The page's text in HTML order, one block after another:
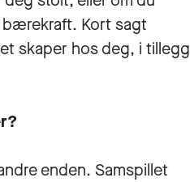
bærekraft. Kort sagt
skaper hos deg, i tillegg
enden. Samspillet